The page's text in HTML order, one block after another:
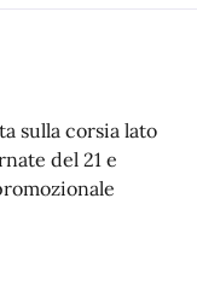
sulla corsia lato
del 21 e